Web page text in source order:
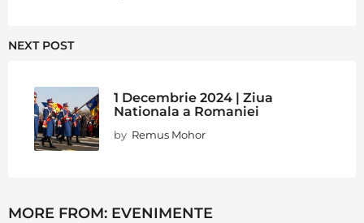
NEXT POST
1 Decembrie 2024 | Ziua
Nationala a Romaniei
by Remus Mohor
MORE FROM: EVENIMENTE